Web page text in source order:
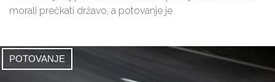
morali prečkati državo, a potovanje je
POTOVANJE